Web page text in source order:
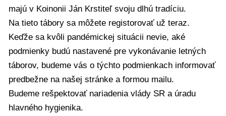
majú v Koinonii Ján Krstiteľ svoju dlhú tradíciu.
Na tieto tábory sa môžete registorovať už teraz.
Keďže sa kvôli pandémickej situácii nevie, aké
podmienky budú nastavené pre vykonávanie letných
táborov, budeme vás o týchto podmienkach informovať
predbežne na našej stránke a formou mailu.
Budeme rešpektovať nariadenia vlády SR a úradu
hlavného hygienika.